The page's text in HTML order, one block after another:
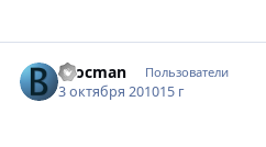
Brocman Пользователи
3 октября 201015 г